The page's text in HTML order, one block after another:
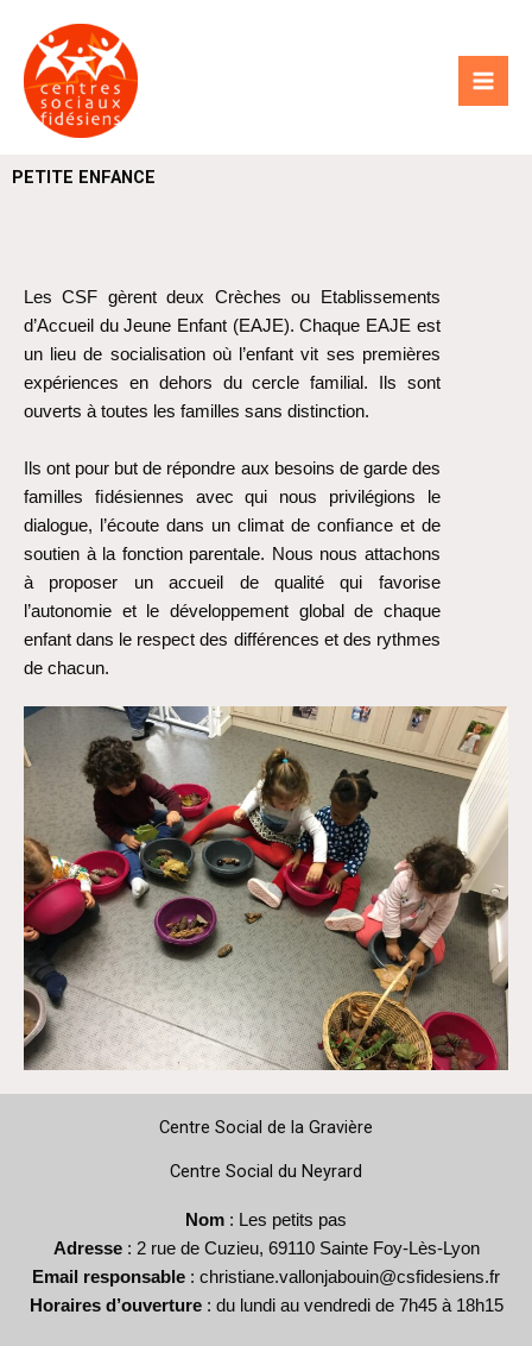
contenu
PETITE ENFANCE
Les CSF gèrent deux Crèches ou Etablissements
d’Accueil du Jeune Enfant (EAJE). Chaque EAJE est
un lieu de socialisation où l’enfant vit ses premières
expériences en dehors du cercle familial. Ils sont
ouverts à toutes les familles sans distinction.
Ils ont pour but de répondre aux besoins de garde des
familles ﬁdésiennes avec qui nous privilégions le
dialogue, l’écoute dans un climat de conﬁance et de
soutien à la fonction parentale. Nous nous attachons
à proposer un accueil de qualité qui favorise
l’autonomie et le développement global de chaque
enfant dans le respect des différences et des rythmes
de chacun.
Centre Social de la Gravière
Centre Social du Neyrard
Nom : Les petits pas
Adresse: 2 rue de Cuzieu, 69110 Sainte Foy-Lès-Lyon
Email responsable : christiane.vallonjabouin@csfidesiens.fr
Horaires d’ouverture: du lundi au vendredi de 7h45 à 18h15